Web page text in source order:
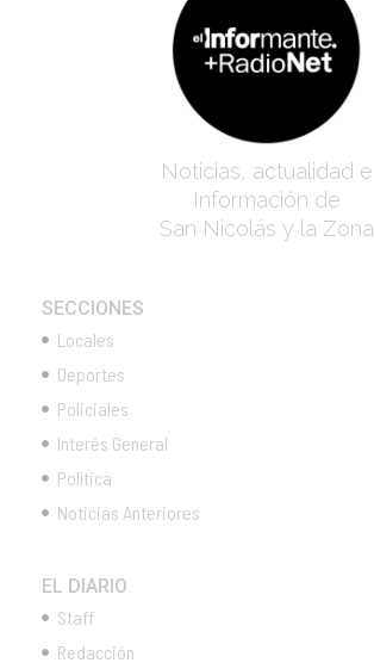
Noticias, actualidad e
Información de
San Nicolás y la Zona
SECCIONES
Locales
Deportes
Policiales
Interés General
Política
Noticias Anteriores
EL DIARIO
Staff
Redacción